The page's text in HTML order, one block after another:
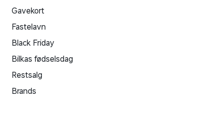
Gavekort
Fastelavn
Black Friday
Bilkas fødselsdag
Restsalg
Brands